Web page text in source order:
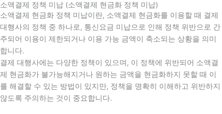
소액결제 정책 미납 (소액결제 현금화 정책 미납)
소액결제 현금화 정책 미납이란, 소액결제 현금화를 이용할 때 결제
대행사의 정책 중 하나로, 통신요금 미납으로 인해 정책 위반으로 간
주되어 이용이 제한되거나 이용 가능 금액이 축소되는 상황을 의미
합니다.
결제 대행사에는 다양한 정책이 있으며, 이 정책에 위반되어 소액결
제 현금화가 불가능해지거나 원하는 금액을 현금화하지 못할 때 이
를 해결할 수 있는 방법이 있지만, 정책을 명확히 이해하고 위반하지
않도록 주의하는 것이 중요합니다.